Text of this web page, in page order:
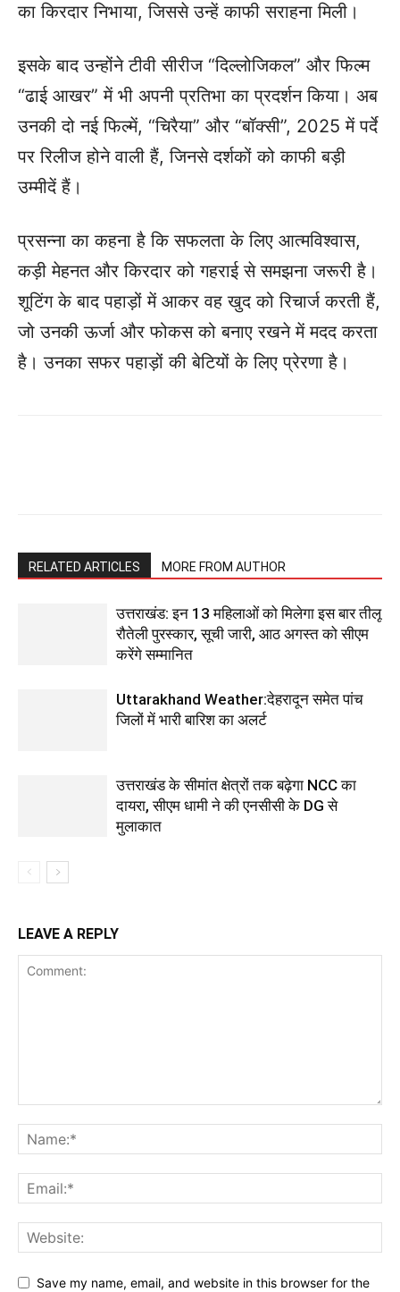
का किरदार निभाया, जिससे उन्हें काफी सराहना मिली।
इसके बाद उन्होंने टीवी सीरीज “दिल्लोजिकल” और फिल्म
“ढाई आखर” में भी अपनी प्रतिभा का प्रदर्शन किया। अब
उनकी दो नई फिल्में, “चिरैया” और “बॉक्सी”, 2025 में पर्दे
पर रिलीज होने वाली हैं, जिनसे दर्शकों को काफी बड़ी
उम्मीदें हैं।
प्रसन्ना का कहना है कि सफलता के लिए आत्मविश्वास,
कड़ी मेहनत और किरदार को गहराई से समझना जरूरी है।
शूटिंग के बाद पहाड़ों में आकर वह खुद को रिचार्ज करती हैं,
जो उनकी ऊर्जा और फोकस को बनाए रखने में मदद करता
है। उनका सफर पहाड़ों की बेटियों के लिए प्रेरणा है।
RELATED ARTICLES MORE FROM AUTHOR
उत्तराखंड: इन 13 महिलाओं को मिलेगा इस बार तीलू
रौतेली पुरस्कार, सूची जारी, आठ अगस्त को सीएम
करेंगे सम्मानित
Uttarakhand Weather:देहरादून समेत पांच
जिलों में भारी बारिश का अलर्ट
उत्तराखंड के सीमांत क्षेत्रों तक बढ़ेगा NCC का
दायरा, सीएम धामी ने की एनसीसी के DG से
मुलाकात
LEAVE A REPLY
Save my name, email, and website in this browser for the